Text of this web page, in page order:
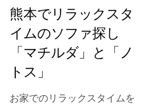
熊本でリラックスタ
イムのソファ探し
「マチルダ」と「ノ
トス」
お家でのリラックスタイムを